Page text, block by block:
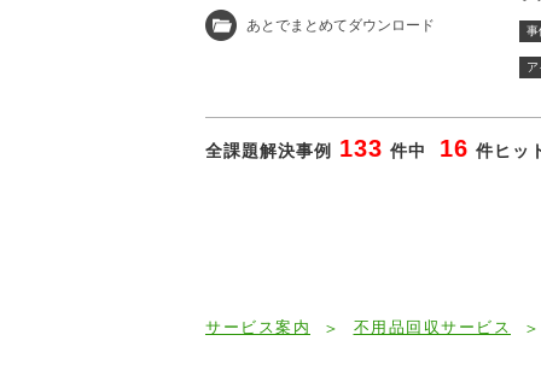
あとでまとめてダウンロード 事
全課題解決事例 133 件中 16 件ヒッ
サービス案内 不用品回収サービス